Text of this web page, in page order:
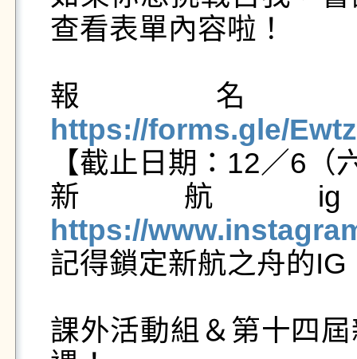
查看表單內容啦！
報名
https://forms.gle/
【截止日期：12／6（
新航
https://
記得鎖定新航之舟的
課外活動組＆第十四